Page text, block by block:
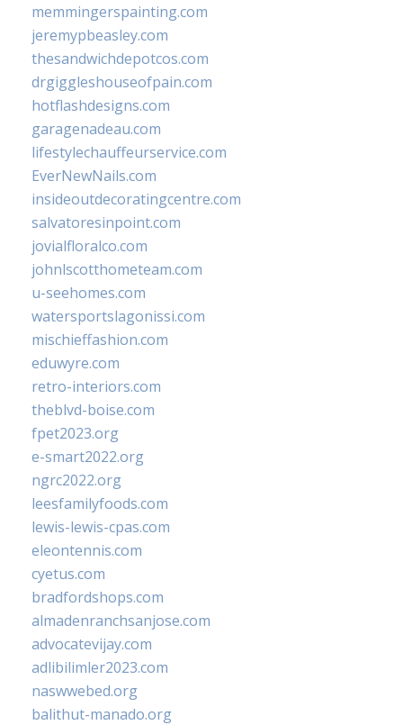
memmingerspainting.com
jeremypbeasley.com
thesandwichdepotcos.com
drgiggleshouseofpain.com
hotflashdesigns.com
garagenadeau.com
lifestylechauffeurservice.com
EverNewNails.com
insideoutdecoratingcentre.com
salvatoresinpoint.com
jovialfloralco.com
johnlscotthometeam.com
u-seehomes.com
watersportslagonissi.com
mischieffashion.com
eduwyre.com
retro-interiors.com
theblvd-boise.com
fpet2023.org
e-smart2022.org
ngrc2022.org
leesfamilyfoods.com
lewis-lewis-cpas.com
eleontennis.com
cyetus.com
bradfordshops.com
almadenranchsanjose.com
advocatevijay.com
adlibilimler2023.com
naswwebed.org
balithut-manado.org